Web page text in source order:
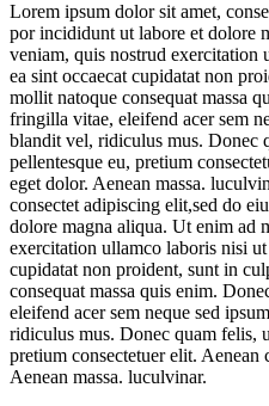
Lorem ipsum dolor sit amet,
por incididunt ut labore et dolore
veniam, quis nostrud
ea sint occaecat cupidatat non
mollit natoque consequat massa
fringilla vitae, eleifend acer sem
blandit vel, ridiculus mus. Donec
pellentesque eu, pretium
eget dolor. Aenean massa.
consectet adipiscing elit,sed do
dolore magna aliqua. Ut enim ad
exercitation ullamco laboris nisi
cupidatat non proident, sunt in
consequat massa quis enim.
eleifend acer sem neque sed
ridiculus mus. Donec quam felis,
pretium consectetuer elit.
Aenean massa. luculvinar.